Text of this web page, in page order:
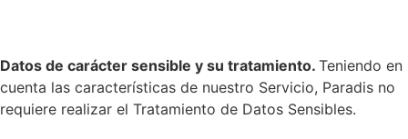
Datos de carácter sensible y su tratamiento. Teniendo en
cuenta las características de nuestro Servicio, Paradis no
requiere realizar el Tratamiento de Datos Sensibles.